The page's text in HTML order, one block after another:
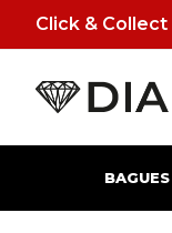
Click &
BAGUES